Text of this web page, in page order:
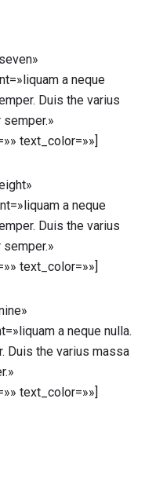
a neque
Duis the varius
text_color=»»]
a neque
Duis the varius
text_color=»»]
a neque nulla.
Duis the varius massa
text_color=»»]